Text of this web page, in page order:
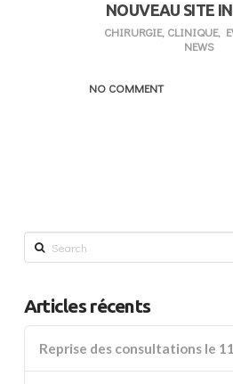
NOUVEAU SITE
CHIRURGIE, CLINIQUE,
NEWS
NO COMMENT
Search
Articles récents
Reprise des consultations le